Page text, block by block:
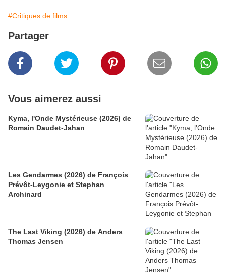
#Critiques de films
Partager
Vous aimerez aussi
Kyma, l'Onde Mystérieuse (2026) de
Romain Daudet-Jahan
Les Gendarmes (2026) de François
Prévôt-Leygonie et Stephan
Archinard
The Last Viking (2026) de Anders
Thomas Jensen